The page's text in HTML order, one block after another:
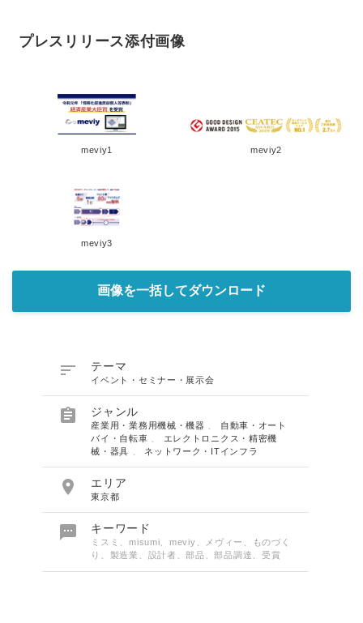
プレスリリース添付画像
meviy1 meviy2
meviy3
画像を一括してダウンロード
 テーマ
イベント・セミナー・展示会
 ジャンル
産業用・業務用機械・機器
自動車・オート
バイ・自転車
エレクトロニクス・精密機
械・器具
ネットワーク・ITインフラ
 エリア
東京都
 キーワード
ミスミ、misumi、meviy、メヴィー、ものづく
り、製造業、設計者、部品、部品調達、受賞